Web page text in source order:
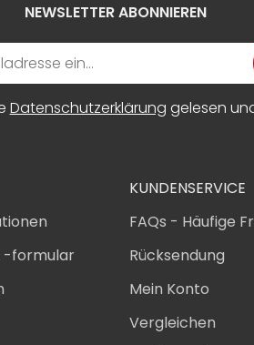
NEWSLETTER ABONNIEREN
Datenschutzerklärung gelesen
-formular
KUNDENSERVICE
FAQs - Häufige
Rücksendung
Mein Konto
Vergleichen